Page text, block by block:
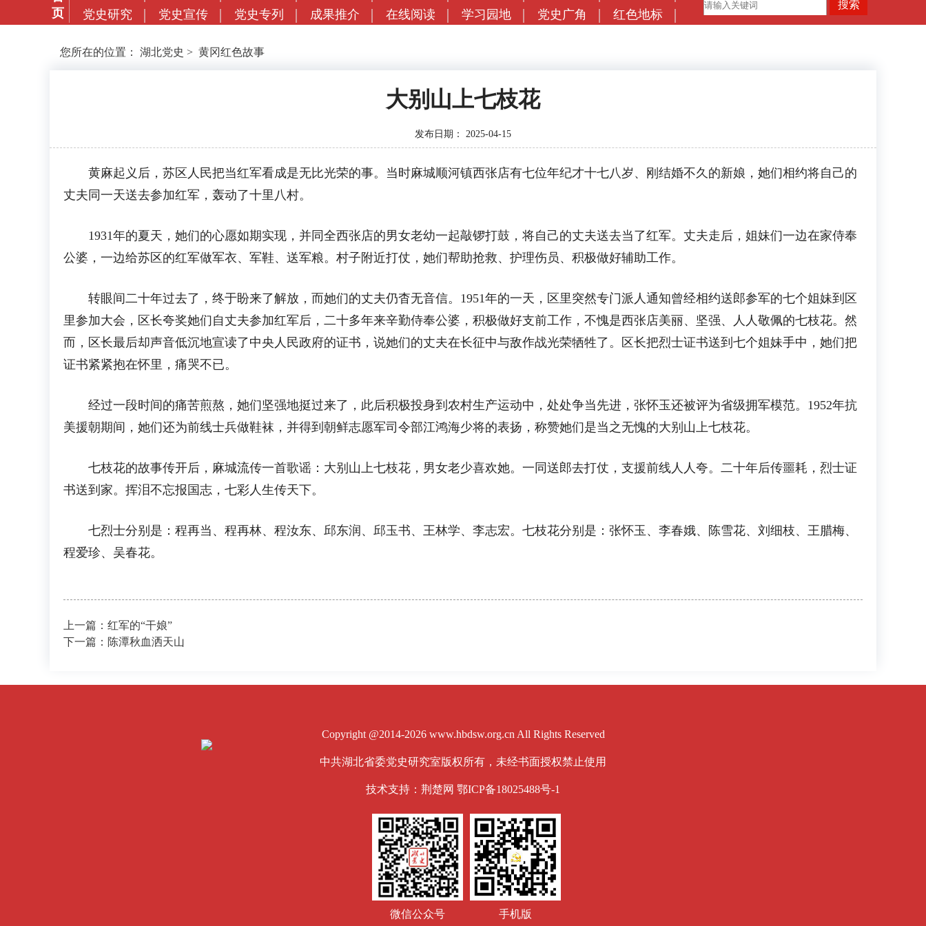
页
党史研究
党史宣传 党史专列 成果推介 在线阅读 学习园地 党史广角 红色地标
您所在的位置： 湖北党史 > 黄冈红色故事
大别山上七枝花
发布日期： 2025-04-15
黄麻起义后，苏区人民把当红军看成是无比光荣的事。当时麻城顺河镇西张店有七位年纪才十七八岁、刚结婚不久的新娘，她们相约将自己的
丈夫同一天送去参加红军，轰动了十里八村。
1931年的夏天，她们的心愿如期实现，并同全西张店的男女老幼一起敲锣打鼓，将自己的丈夫送去当了红军。丈夫走后，姐妹们一边在家侍奉
公婆，一边给苏区的红军做军衣、军鞋、送军粮。村子附近打仗，她们帮助抢救、护理伤员、积极做好辅助工作。
转眼间二十年过去了，终于盼来了解放，而她们的丈夫仍杳无音信。1951年的一天，区里突然专门派人通知曾经相约送郎参军的七个姐妹到区
里参加大会，区长夸奖她们自丈夫参加红军后，二十多年来辛勤侍奉公婆，积极做好支前工作，不愧是西张店美丽、坚强、人人敬佩的七枝花。然
而，区长最后却声音低沉地宣读了中央人民政府的证书，说她们的丈夫在长征中与敌作战光荣牺牲了。区长把烈士证书送到七个姐妹手中，她们把
证书紧紧抱在怀里，痛哭不已。
经过一段时间的痛苦煎熬，她们坚强地挺过来了，此后积极投身到农村生产运动中，处处争当先进，张怀玉还被评为省级拥军模范。1952年抗
美援朝期间，她们还为前线士兵做鞋袜，并得到朝鲜志愿军司令部江鸿海少将的表扬，称赞她们是当之无愧的大别山上七枝花。
七枝花的故事传开后，麻城流传一首歌谣：大别山上七枝花，男女老少喜欢她。一同送郎去打仗，支援前线人人夸。二十年后传噩耗，烈士证
书送到家。挥泪不忘报国志，七彩人生传天下。
七烈士分别是：程再当、程再林、程汝东、邱东润、邱玉书、王林学、李志宏。七枝花分别是：张怀玉、李春娥、陈雪花、刘细枝、王腊梅、
程爱珍、吴春花。
上一篇：红军的“干娘”
下一篇：陈潭秋血洒天山
Copyright @2014-2026 www.hbdsw.org.cn All Rights Reserved
中共湖北省委党史研究室版权所有，未经书面授权禁止使用
技术支持：荆楚网 鄂ICP备18025488号-1
微信公众号 手机版